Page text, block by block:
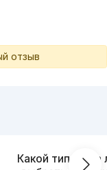
отзыв
Какой тип дома